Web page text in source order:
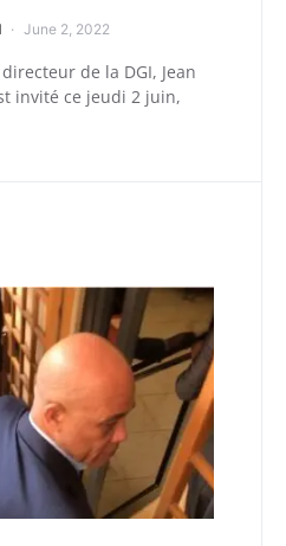
June 2, 2022
de la DGI, Jean
invité ce jeudi 2 juin,